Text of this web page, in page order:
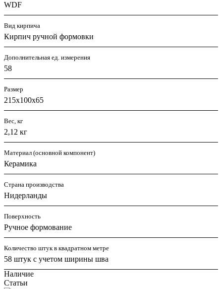
WDF
Вид кирпича
Кирпич ручной формовки
Дополнительная ед. измерения
58
Размер
215х100х65
Вес, кг
2,12 кг
Материал (основной компонент)
Керамика
Страна производства
Нидерланды
Поверхность
Ручное формование
Количество штук в квадратном метре
58 штук с учетом ширины шва
Наличие
Статьи